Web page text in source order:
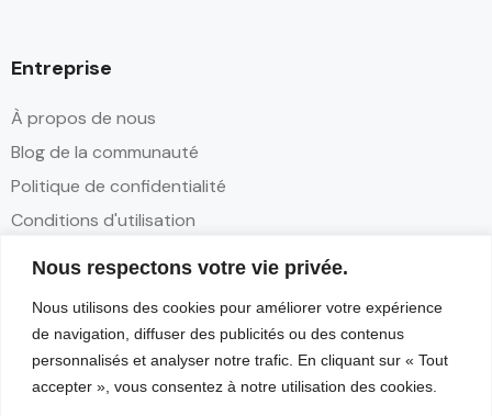
Nous respectons votre vie privée.
Nous utilisons des cookies pour améliorer votre expérience
de navigation, diffuser des publicités ou des contenus
personnalisés et analyser notre trafic. En cliquant sur « Tout
accepter », vous consentez à notre utilisation des cookies.
Entreprise
À propos de nous
Blog de la communauté
Politique de confidentialité
Conditions d'utilisation
Contact
Partenariats
Contact